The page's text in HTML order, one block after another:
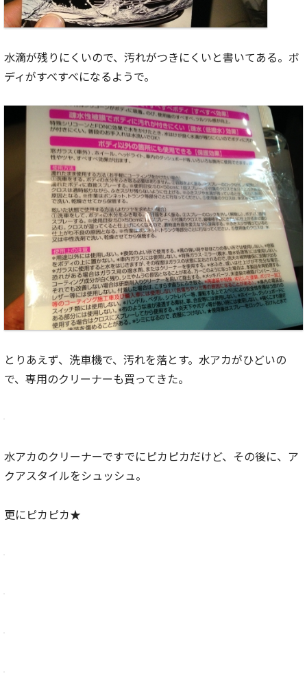
水滴が残りにくいので、汚れがつきにくいと書いてある。ボ
ディがすべすべになるようで。
とりあえず、洗車機で、汚れを落とす。水アカがひどいの
で、専用のクリーナーも買ってきた。
水アカのクリーナーですでにピカピカだけど、その後に、ア
クアスタイルをシュッシュ。
更にピカピカ★